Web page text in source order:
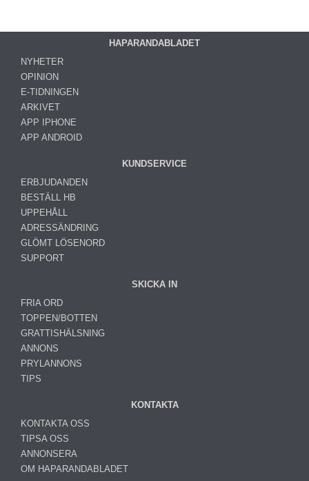
HAPARANDABLADET
NYHETER
OPINION
E-TIDNINGEN
ARKIVET
APP IPHONE
APP ANDROID
KUNDSERVICE
ERBJUDANDEN
BESTÄLL HB
UPPEHÅLL
ADRESSÄNDRING
GLÖMT LÖSENORD
SUPPORT
SKICKA IN
FRIA ORD
TOPPEN/BOTTEN
GRATTISHÄLSNING
ANNONS
PRYLANNONS
TIPS
KONTAKTA
KONTAKTA OSS
TIPSA OSS
ANNONSERA
OM HAPARANDABLADET